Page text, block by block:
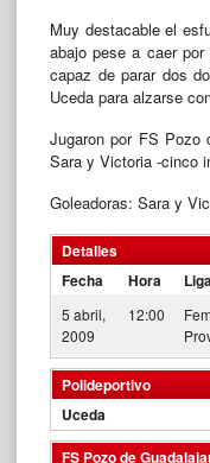
Muy destacable el
abajo pese a caer
capaz de parar dos
Uceda para alzarse
Jugaron por FS Pozo
Sara y Victoria -cinco
Goleadoras: Sara y
Detalles
Fecha
Hora Liga
5 abril,
2009
12:00
Polideportivo
Uceda
FS Pozo de